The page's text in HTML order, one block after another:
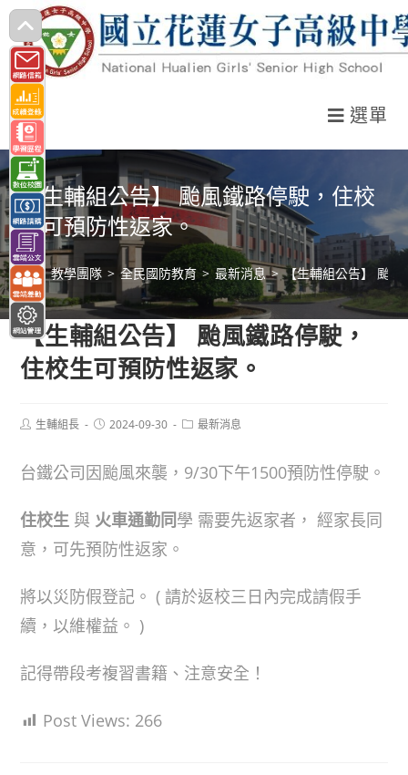
跳
轉
至
主
要
內
容
選單
【生輔組公告】 颱風鐵路停駛，住校
生可預防性返家。
> 教學團隊 > 全民國防教育 > 最新消息 > 【生輔組公告】 颱
【生輔組公告】 颱風鐵路停駛，
住校生可預防性返家。
Post生輔組長
Post2024-09-30
Post最新消息
台鐵公司因颱風來襲，9/30下午1500預防性停駛。
住校生 與 火車通勤同學 需要先返家者， 經家長同
意，可先預防性返家。
將以災防假登記。 ( 請於返校三日內完成請假手
續，以維權益。 )
記得帶段考複習書籍、注意安全！
Post Views: 266